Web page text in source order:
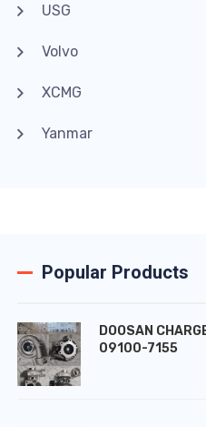
USG
Volvo
XCMG
Yanmar
Popular Products
DOOSAN
09100-7155